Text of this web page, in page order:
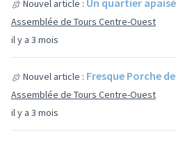
il y a 3 mois
Nouvel article : Un quartier
Assemblée de Tours Centre-Ouest
il y a 3 mois
Nouvel article : Fresque Porche
Assemblée de Tours Centre-Ouest